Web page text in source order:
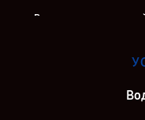
Ремонт
Ремонт
Ремонт